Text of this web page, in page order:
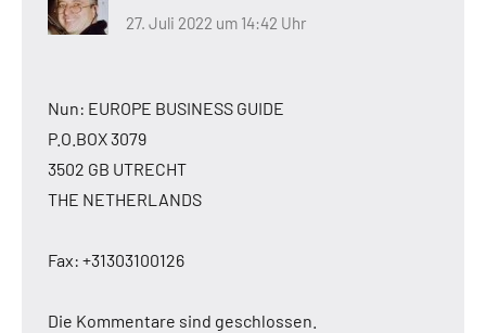
27. Juli 2022 um 14:42 Uhr
Nun: EUROPE BUSINESS GUIDE
P.O.BOX 3079
3502 GB UTRECHT
THE NETHERLANDS
Fax: +31303100126
Die Kommentare sind geschlossen.